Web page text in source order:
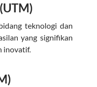
teknologi dan
yang signifikan
inovatif.